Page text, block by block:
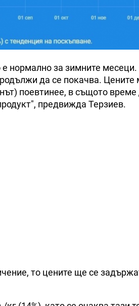
нормално за зимните
да се покачва.
поевтинее, в същото време
предвижда Терзиев.
то цените ще се